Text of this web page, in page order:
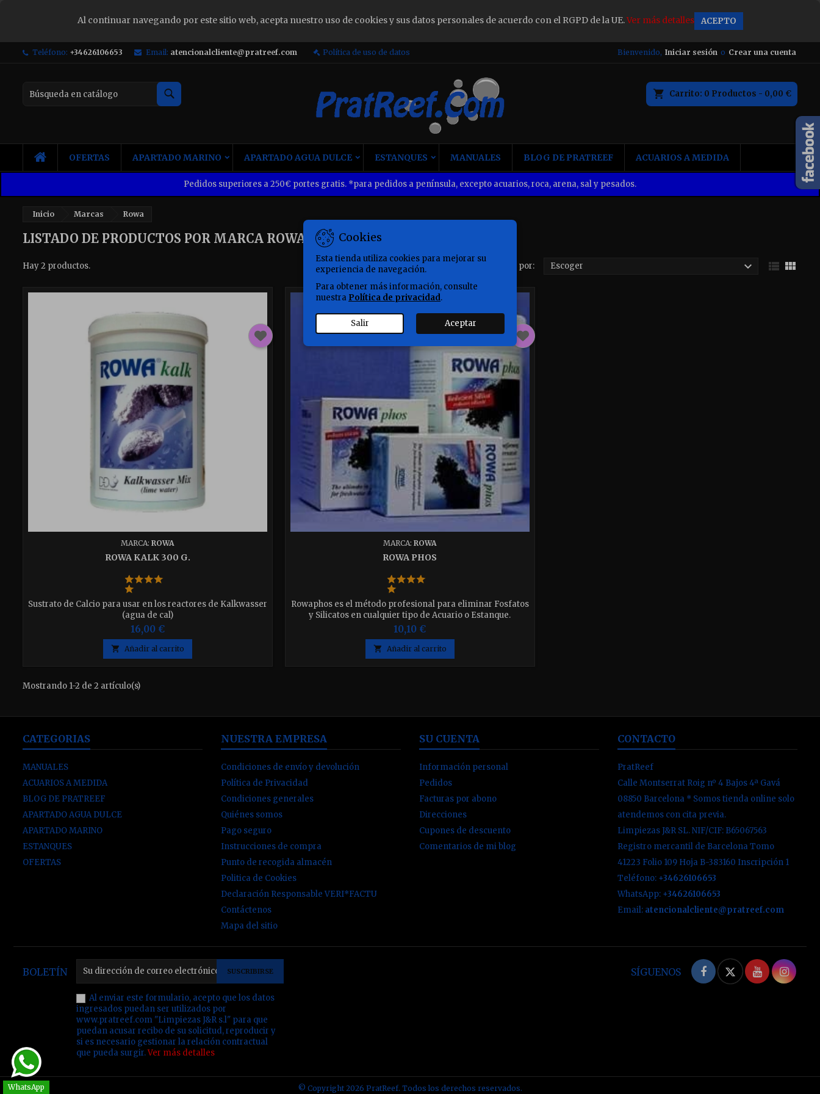
Al continuar navegando por este sitio web, acepta nuestro uso de cookies y sus datos personales de acuerdo con el RGPD de la UE.Ver más detalles ACEPTO
Teléfono: +34626106653 Email: atencionalcliente@pratreef.com Política de uso de datos Bienvenido, Iniciar sesión o Crear una cuenta
Carrito 0 Productos - 0,00 €
INICIOOFERTAS APARTADO MARINO APARTADO AGUA DULCE ESTANQUES MANUALES BLOG DE PRATREEF ACUARIOS A MEDIDA
Pedidos superiores a 250€ portes gratis. *para pedidos a península, excepto acuarios, roca, arena, sal y pesados.
Inicio Marcas Rowa
LISTADO DE PRODUCTOS POR MARCA ROWA
Hay 2 productos. Ordenar por: Escoger   
MARCA:ROWA
ROWA KALK 300 G.
Sustrato de Calcio para usar en los reactores de Kalkwasser
(agua de cal)
16,00 €
 Añadir al carrito
MARCA:ROWA
ROWA PHOS
Rowaphos es el método profesional para eliminar Fosfatos
y Silicatos en cualquier tipo de Acuario o Estanque.
RowaPhos garantiza que eliminará más fosfato que
cualquier otro producto del mundo Disponible en 100ml -
250ml - 500ml - 1000ml - 5000ml elija la que desee
10,10 €
 Añadir al carrito
Mostrando 1-2 de 2 artículo(s)
CATEGORIAS
MANUALES
ACUARIOS A MEDIDA
BLOG DE PRATREEF
APARTADO AGUA DULCE
APARTADO MARINO
ESTANQUES
OFERTAS
NUESTRA EMPRESA
Condiciones de envío y devolución
Política de Privacidad
Condiciones generales
Quiénes somos
Pago seguro
Instrucciones de compra
Punto de recogida almacén
Politica de Cookies
Declaración Responsable VERI*FACTU
Contáctenos
Mapa del sitio
SU CUENTA
Información personal
Pedidos
Facturas por abono
Direcciones
Cupones de descuento
Comentarios de mi blog
CONTACTO
PratReef
Calle Montserrat Roig nº 4 Bajos 4ª Gavá
08850 Barcelona * Somos tienda online solo
atendemos con cita previa.
Limpiezas J&R SL. NIF/CIF: B65067563
Registro mercantil de Barcelona Tomo
41223 Folio 109 Hoja B-383160 Inscripción 1
Teléfono: +34626106653
WhatsApp: +34626106653
Email: atencionalcliente@pratreef.com
Cookies
Esta tienda utiliza cookies para mejorar su
experiencia de navegación.
Para obtener más información, consulte
nuestra Política de privacidad.
Salir Aceptar
BOLETÍN
Al enviar este formulario, acepto que los datos
ingresados puedan ser utilizados por
www.pratreef.com "Limpiezas J&R s.l" para que
puedan acusar recibo de su solicitud, reproducir y
si es necesario gestionar la relación contractual
que pueda surgir.Ver más detalles
FacebookTwitterYouTube
SÍGUENOS
© Copyright 2026 PratReef. Todos los derechos reservados.
×
WhatsApp